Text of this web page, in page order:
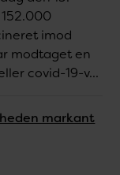
imod
modtaget en
covid-19-v...
markant